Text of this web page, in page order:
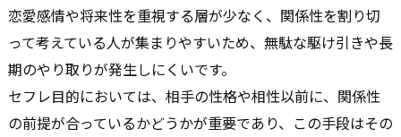
恋愛感情や将来性を重視する層が少なく、関係性を割り切
って考えている人が集まりやすいため、無駄な駆け引きや長
期のやり取りが発生しにくいです。
セフレ目的においては、相手の性格や相性以前に、関係性
の前提が合っているかどうかが重要であり、この手段はその